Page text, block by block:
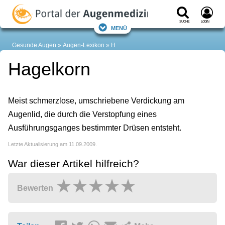
Suche Login
Menü
Gesunde Augen Augen-Lexikon H
Hagelkorn
Meist schmerzlose, umschriebene Verdickung am
Augenlid, die durch die Verstopfung eines
Ausführungsganges bestimmter Drüsen entsteht.
Letzte Aktualisierung am 11.09.2009.
War dieser Artikel hilfreich?
Bewerten